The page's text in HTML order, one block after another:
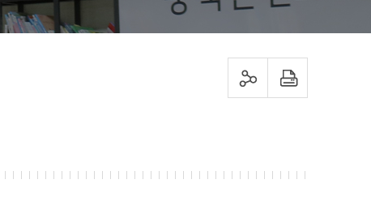
sns 공유하기 프린트하기